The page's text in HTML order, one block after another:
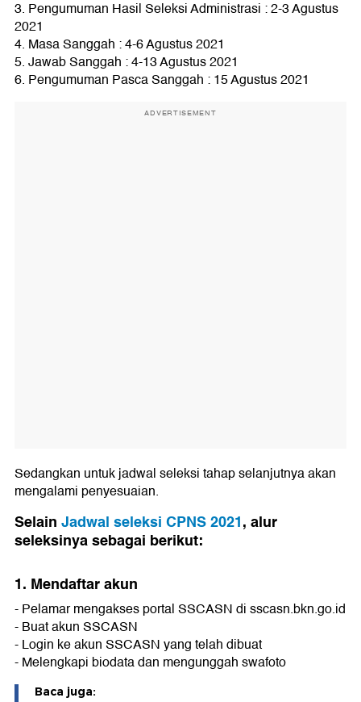
3. Pengumuman Hasil Seleksi Administrasi : 2-3 Agustus
2021
4. Masa Sanggah : 4-6 Agustus 2021
5. Jawab Sanggah : 4-13 Agustus 2021
6. Pengumuman Pasca Sanggah : 15 Agustus 2021
ADVERTISEMENT
Sedangkan untuk jadwal seleksi tahap selanjutnya akan
mengalami penyesuaian.
Selain Jadwal seleksi CPNS 2021, alur
seleksinya sebagai berikut:
1. Mendaftar akun
- Pelamar mengakses portal SSCASN di sscasn.bkn.go.id
- Buat akun SSCASN
- Login ke akun SSCASN yang telah dibuat
- Melengkapi biodata dan mengunggah swafoto
Baca juga: